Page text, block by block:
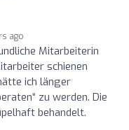
ago
Mitarbeiterin
schienen
ich länger
zu werden. Die
behandelt.